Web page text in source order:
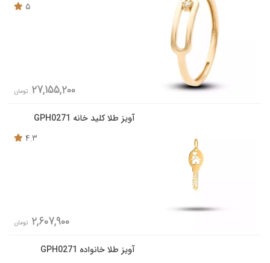
5
27,155,200 تومان
آویز طلا کلید خانه GPH0271
4.3
2,607,900 تومان
آویز طلا خانواده GPH0271